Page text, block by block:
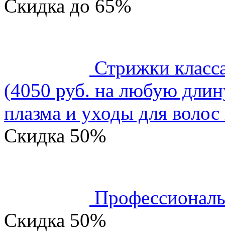
Скидка до 65%
Стрижки
(4050 руб. на любую
плазма и уходы для волос
Скидка 50%
Скидка 50%